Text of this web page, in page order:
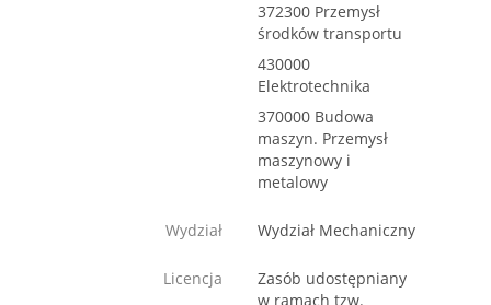
372300 Przemysł
środków transportu
430000
Elektrotechnika
370000 Budowa
maszyn. Przemysł
maszynowy i
metalowy
Wydział Wydział Mechaniczny
Licencja
Zasób udostępniany
w ramach tzw.